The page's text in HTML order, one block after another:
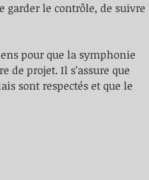
garder le contrôle, de suivre
pour que la symphonie
de projet. Il s’assure que
sont respectés et que le